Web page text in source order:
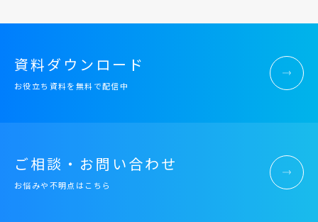
資料ダウンロード
お役立ち資料を無料で配信中
ご相談・お問い合わせ
お悩みや不明点はこちら